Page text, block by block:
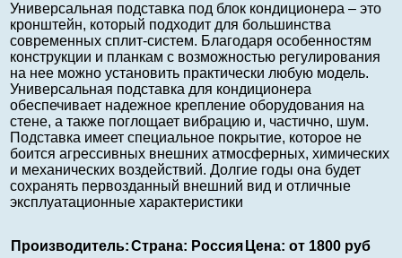
Универсальная подставка под блок кондиционера – это
кронштейн, который подходит для большинства
современных сплит-систем. Благодаря особенностям
конструкции и планкам с возможностью регулирования
на нее можно установить практически любую модель.
Универсальная подставка для кондиционера
обеспечивает надежное крепление оборудования на
стене, а также поглощает вибрацию и, частично, шум.
Подставка имеет специальное покрытие, которое не
боится агрессивных внешних атмосферных, химических
и механических воздействий. Долгие годы она будет
сохранять первозданный внешний вид и отличные
эксплуатационные характеристики
Производитель:Страна: Россия Цена: от 1800 руб